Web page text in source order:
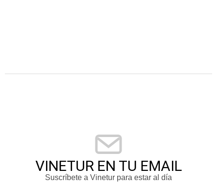
VINETUR EN TU EMAIL
Suscríbete a Vinetur para estar al día